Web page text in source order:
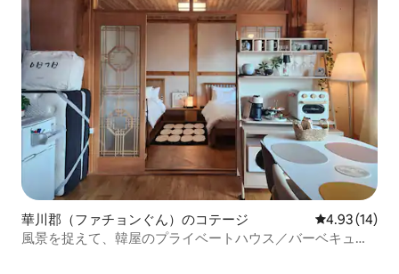
華川郡（ファチョンぐん）のコテージ レビュー14
4.93 (14)
風景を捉えて、韓屋のプライベートハウス／バーベキュ